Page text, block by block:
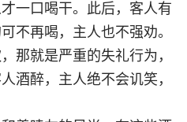
一口喝干。此后，客人有
不再喝，主人也不强劝。
那就是严重的失礼行为，
酒醉，主人绝不会讥笑，